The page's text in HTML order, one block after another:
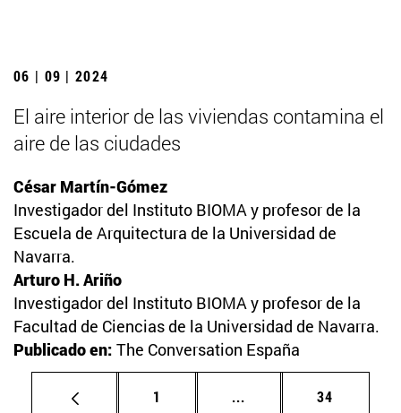
06 | 09 | 2024
El aire interior de las viviendas contamina el
aire de las ciudades
César Martín-Gómez
Investigador del Instituto BIOMA y profesor de la
Escuela de Arquitectura de la Universidad de
Navarra.
Arturo H. Ariño
Investigador del Instituto BIOMA y profesor de la
Facultad de Ciencias de la Universidad de Navarra.
Publicado en: The Conversation España
Página
1 ... Páginas intermedias
Página
34